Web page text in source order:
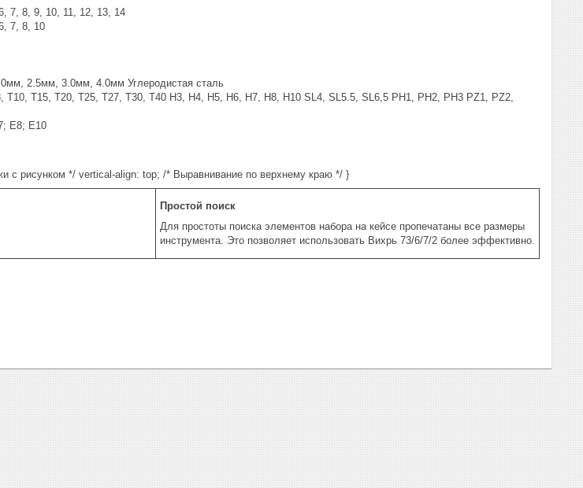
7, 8, 9, 10, 11, 12, 13, 14
7, 8, 10
2.5мм, 3.0мм, 4.0мм Углеродистая сталь
T10, Т15, Т20, Т25, Т27, Т30, Т40 H3, H4, H5, H6, H7, H8, H10 SL4, SL5.5, SL6,5 PH1, PH2, PH3 PZ1, PZ2,
E8; E10
с рисунком */ vertical-align: top; /* Выравнивание по верхнему краю */ }
Простой поиск
Для простоты поиска элементов набора на кейсе пропечатаны все размеры
инструмента. Это позволяет использовать Вихрь 73/6/7/2 более эффективно.